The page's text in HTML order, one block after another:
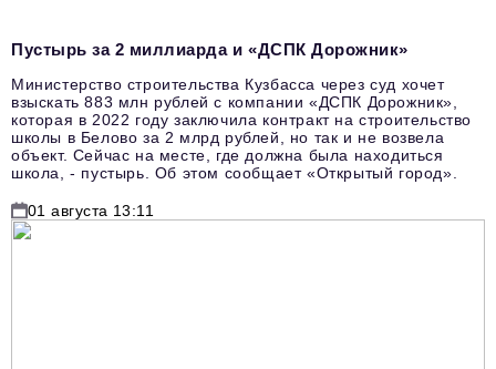
Пустырь за 2 миллиарда и «ДСПК Дорожник»
Министерство строительства Кузбасса через суд хочет
взыскать 883 млн рублей с компании «ДСПК Дорожник»,
которая в 2022 году заключила контракт на строительство
школы в Белово за 2 млрд рублей, но так и не возвела
объект. Сейчас на месте, где должна была находиться
школа, - пустырь. Об этом сообщает «Открытый город».
01 августа 13:11